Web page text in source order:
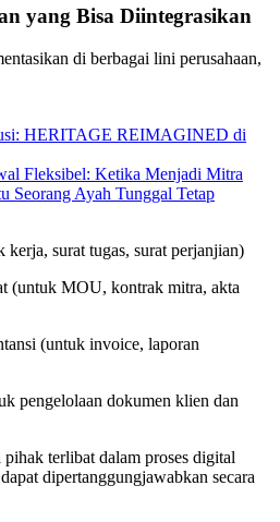
yang Bisa Diintegrasikan
di berbagai lini perusahaan,
HERITAGE REIMAGINED di
Fleksibel: Ketika Menjadi Mitra
Seorang Ayah Tunggal Tetap
surat tugas, surat perjanjian)
(untuk MOU, kontrak mitra, akta
(untuk invoice, laporan
pengelolaan dokumen klien dan
terlibat dalam proses digital
dipertanggungjawabkan secara